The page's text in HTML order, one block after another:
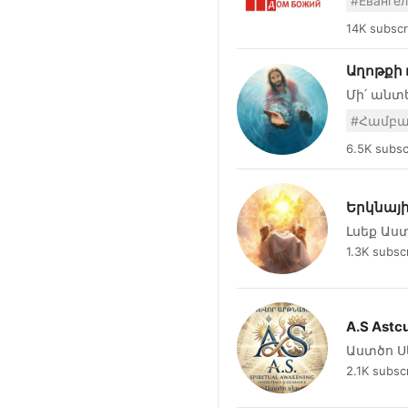
Ստացել
խթան
14K
Աղոթքի
Մի՛
լսել
https://
6.5K
Լսեք Աստծո
1.3K
A.S
Աստծո
2.1K